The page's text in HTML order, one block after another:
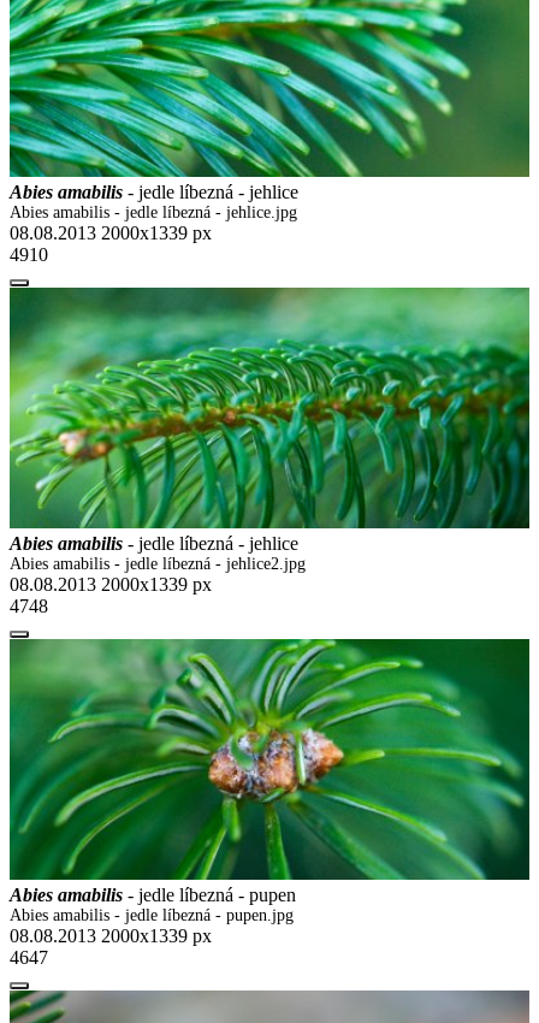
Abies amabilis - jedle líbezná - jehlice
Abies amabilis - jedle líbezná - jehlice.jpg
08.08.2013 2000x1339 px
4910
Abies amabilis - jedle líbezná - jehlice
Abies amabilis - jedle líbezná - jehlice2.jpg
08.08.2013 2000x1339 px
4748
Abies amabilis - jedle líbezná - pupen
Abies amabilis - jedle líbezná - pupen.jpg
08.08.2013 2000x1339 px
4647